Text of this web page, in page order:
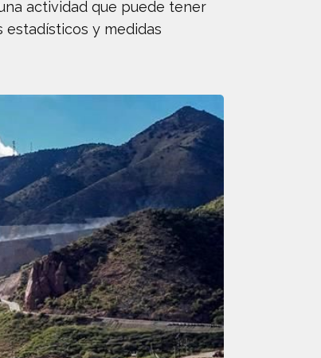
actividad que puede tener
y medidas